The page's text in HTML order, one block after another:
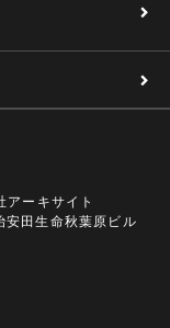
ーキサイト
田生命秋葉原ビル